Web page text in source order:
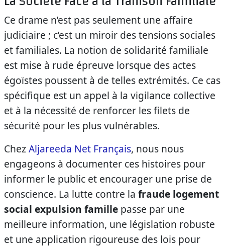
Ce drame n’est pas seulement une affaire
judiciaire ; c’est un miroir des tensions sociales
et familiales. La notion de solidarité familiale
est mise à rude épreuve lorsque des actes
égoïstes poussent à de telles extrémités. Ce cas
spécifique est un appel à la vigilance collective
et à la nécessité de renforcer les filets de
sécurité pour les plus vulnérables.
ChezAljareeda Net Français, nous nous
engageons à documenter ces histoires pour
informer le public et encourager une prise de
conscience. La lutte contre la fraude logement
social expulsion famille passe par une
meilleure information, une législation robuste
et une application rigoureuse des lois pour